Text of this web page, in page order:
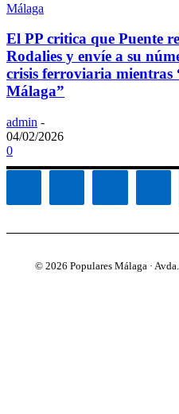
Málaga
El PP critica que Puente
Rodalies y envíe a su
crisis ferroviaria mientras
Málaga”
admin -
04/02/2026
0
© 2026 Populares Málaga ·